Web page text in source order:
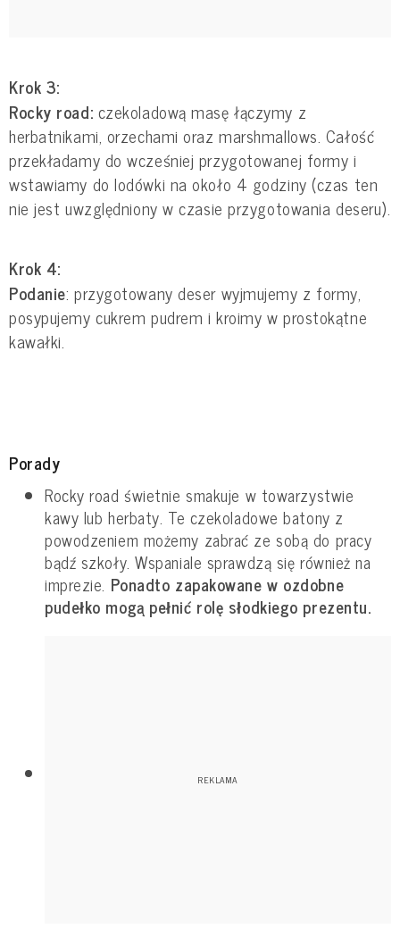
Krok 3:
Rocky road: czekoladową masę łączymy z
herbatnikami, orzechami oraz marshmallows. Całość
przekładamy do wcześniej przygotowanej formy i
wstawiamy do lodówki na około 4 godziny (czas ten
nie jest uwzględniony w czasie przygotowania deseru).
Krok 4:
Podanie: przygotowany deser wyjmujemy z formy,
posypujemy cukrem pudrem i kroimy w prostokątne
kawałki.
Porady
Rocky road świetnie smakuje w towarzystwie
kawy lub herbaty. Te czekoladowe batony z
powodzeniem możemy zabrać ze sobą do pracy
bądź szkoły. Wspaniale sprawdzą się również na
imprezie. Ponadto zapakowane w ozdobne
pudełko mogą pełnić rolę słodkiego prezentu.